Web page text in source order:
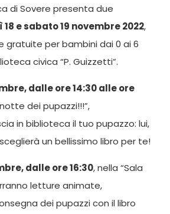
di Sovere presenta due
e sabato 19 novembre 2022,
gratuite per bambini dai 0 ai 6
civica “P. Guizzetti”.
dalle ore 14:30 alle ore
dei pupazzi!!!”,
in biblioteca il tuo pupazzo: lui,
un bellissimo libro per te!
dalle ore 16:30, nella “Sala
letture animate,
dei pupazzi con il libro